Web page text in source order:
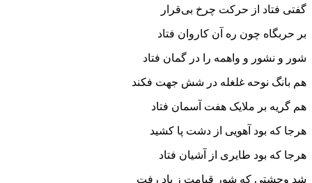
گفتی فتاد از حرکت چرخ بی‌قرار
بر حربگاه چون ره آن کاروان فتاد
شور و نشور و واهمه را در گمان فتاد
هم بانگ نوحه غلغله در شش جهت فکند
هم گریه بر ملایک هفت آسمان فتاد
هرجا که بود آهویی از دشت پا کشید
هرجا که بود طایری از آشیان فتاد
شد وحشتی که شور قیامت ز یاد رفت